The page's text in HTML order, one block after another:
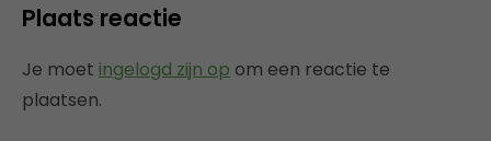
Plaats reactie
Je moet ingelogd zijn op om een reactie te
plaatsen.